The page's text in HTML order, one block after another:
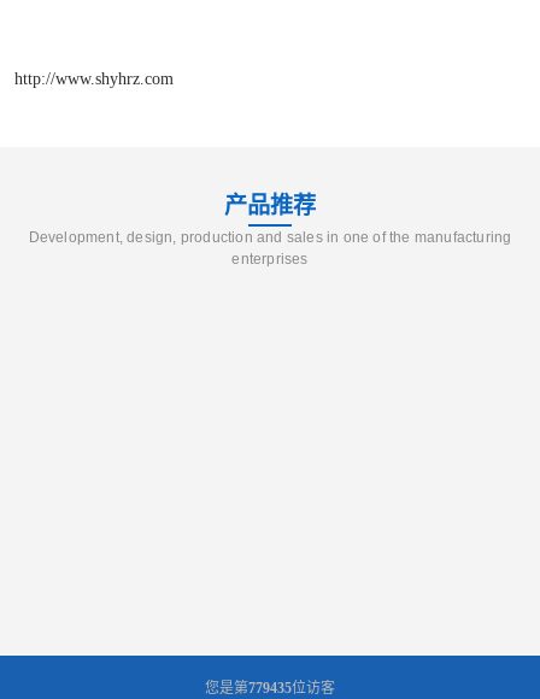
http://www.shyhrz.com
产品推荐
Development, design, production and sales in one of the manufacturing
enterprises
您是第779435位访客